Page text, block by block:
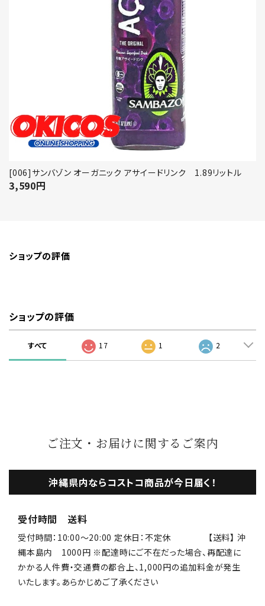
[006]サンバゾン オーガニック アサイードリンク 1.89リットル
3,590円
ショップの評価
ショップの評価
すべて 17 1 2
ご注文・お届けに関するご案内
沖縄県内ならコストコ商品が今日届く！
受付時間 送料
受付時間：10:00〜20:00 定休日：不定休 【送料】 沖
縄本島内 1000円 ※配達時にご不在だった場合、再配達に
かかる人件費・交通費の都合上、1,000円の追加料金が発生
いたします。あらかじめご了承ください